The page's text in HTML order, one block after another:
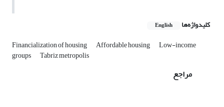
کلیدواژه‌ها English
Financialization of housing Affordable housing Low-income
groups Tabriz metropolis
مراجع